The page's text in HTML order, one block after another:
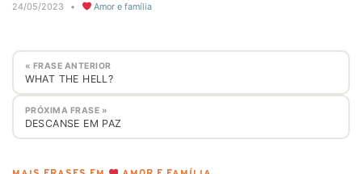
24/05/2023 • Amor e família
« FRASE ANTERIOR
WHAT THE HELL?
PRÓXIMA FRASE »
DESCANSE EM PAZ